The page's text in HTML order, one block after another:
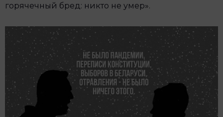
горячечный бред: никто не умер».